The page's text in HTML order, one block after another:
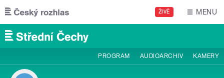
Přejít k hlavnímu obsahu
ŽIVĚ MENU
PROGRAM AUDIOARCHIV KAMERY